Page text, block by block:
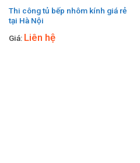
Thi công tủ bếp nhôm kính giá rẻ
tại Hà Nội
Giá: Liên hệ